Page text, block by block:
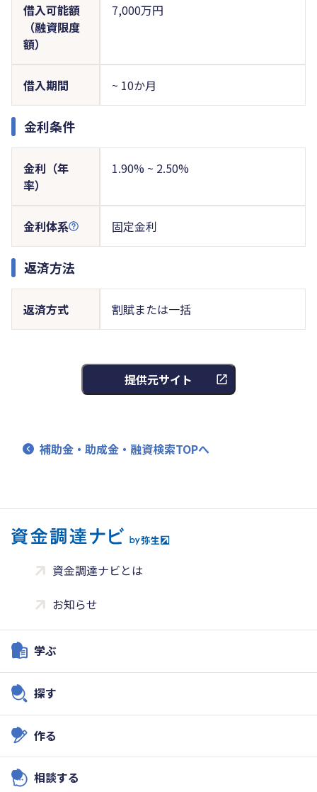
借入可能額
（融資限度
額）
7,000万円
借入期間 ~ 10か月
金利条件
金利（年
率）
1.90% ~ 2.50%
金利体系 固定金利
返済方法
返済方式 割賦または一括
提供元サイト
補助金・助成金・融資検索TOPへ
資金調達ナビとは
お知らせ
学ぶ
探す
作る
相談する